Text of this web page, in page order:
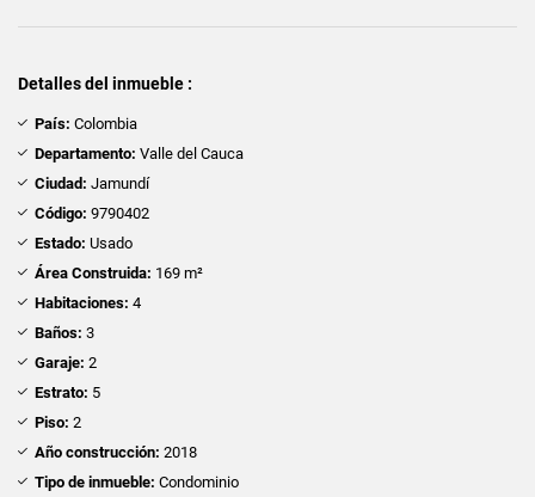
Detalles del inmueble :
País: Colombia
Departamento: Valle del Cauca
Ciudad: Jamundí
Código: 9790402
Estado: Usado
Área Construida: 169 m²
Habitaciones: 4
Baños: 3
Garaje: 2
Estrato: 5
Piso: 2
Año construcción: 2018
Tipo de inmueble: Condominio